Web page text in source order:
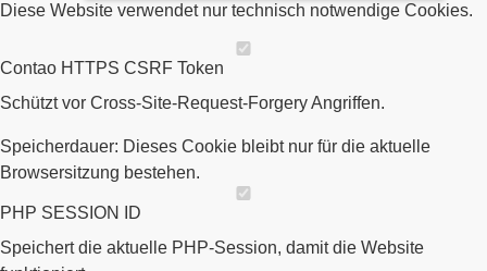
Diese Website verwendet nur technisch notwendige Cookies.
Contao HTTPS CSRF Token
Schützt vor Cross-Site-Request-Forgery Angriffen.
Speicherdauer: Dieses Cookie bleibt nur für die aktuelle
Browsersitzung bestehen.
PHP SESSION ID
Speichert die aktuelle PHP-Session, damit die Website